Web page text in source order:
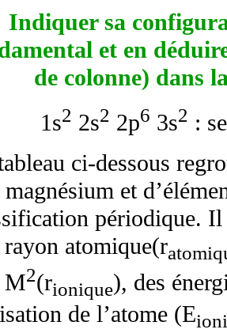
Indiquer sa
et en
de colonne) dans
1s2 2s2 2p6 3s2 :
ci-dessous
et
périodique.
rayon atomique(r
M2(rionique), des
de l’atome (E